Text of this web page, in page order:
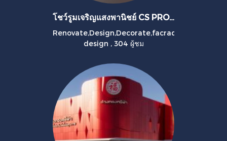
โชว์รูมเจริญแสงพานิชย์ CS PROMART
Renovate,Design,Decorate,facrad
design , 304 ผู้ชม